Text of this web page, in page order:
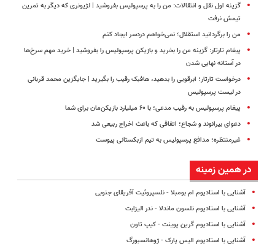
گزینه اول نقل و انتقالات: من را به پرسپولیس بفروشید | لژیونری که دیگر به تمرین
تیمش نرفت
من را برگردانید استقلال؛ نمی‌خواهم دردسر ایجاد کنم
پیغام تارتار: گزینه من را بخرید و بازیکن پرسپولیس را بفروشید | خرید مهم سرخ‌ها
در آستانه نهایی شدن
درخواست تارتار؛ ابرقویی را بدهید، هافبک رقیب را بگیرید | جایگزین محمد قربانی
در لیست پرسپولیس
پیغام پرسپولیس به رقیب مدعی؛ با ۶۰ میلیارد بازیکن‌مان برای شما
دعوای بیرانوند و شجاع؛ اتفاقی که باعث اخراج ربیعی شد
غیرمنتظره؛‌ مدافع پرسپولیس به تیم ازبکستانی پیوست
در همین زمینه
آشنایی با استادیوم ام بومبلا - نلسپروئیت آفریقای جنوبی
آشنایی با استادیوم نلسون ماندلا - ندر الیزابت
آشنایی با استادیوم گرین پوینت - کیپ تاون
آشنایی با استادیوم الیس پارک - ژوهانسبورگ